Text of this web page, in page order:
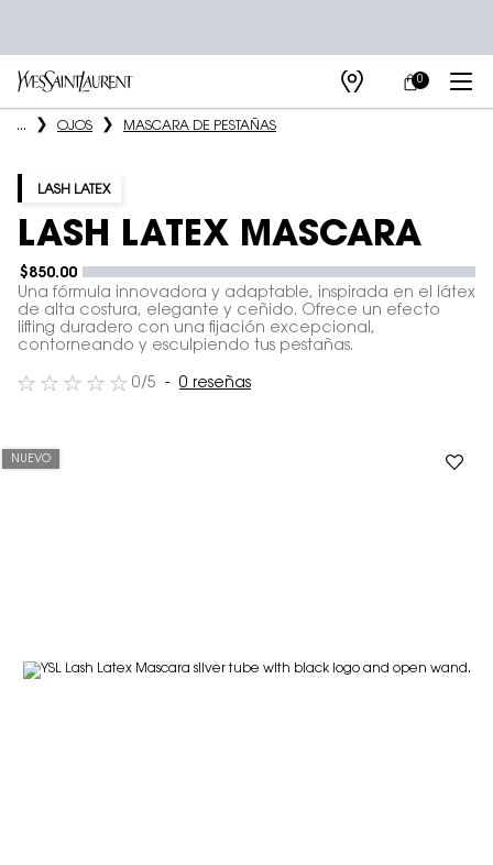
TIENDAS
MI
CARRITO
0
0 PRODUCTO
Main content
... OJOS MASCARA DE PESTAÑAS
LASH LATEX
LASH LATEX MASCARA
$850.00
Una fórmula innovadora y adaptable, inspirada en el látex
de alta costura, elegante y ceñido. Ofrece un efecto
lifting duradero con una fijación excepcional,
contorneando y esculpiendo tus pestañas.
0/5 0 reseñas
NUEVO